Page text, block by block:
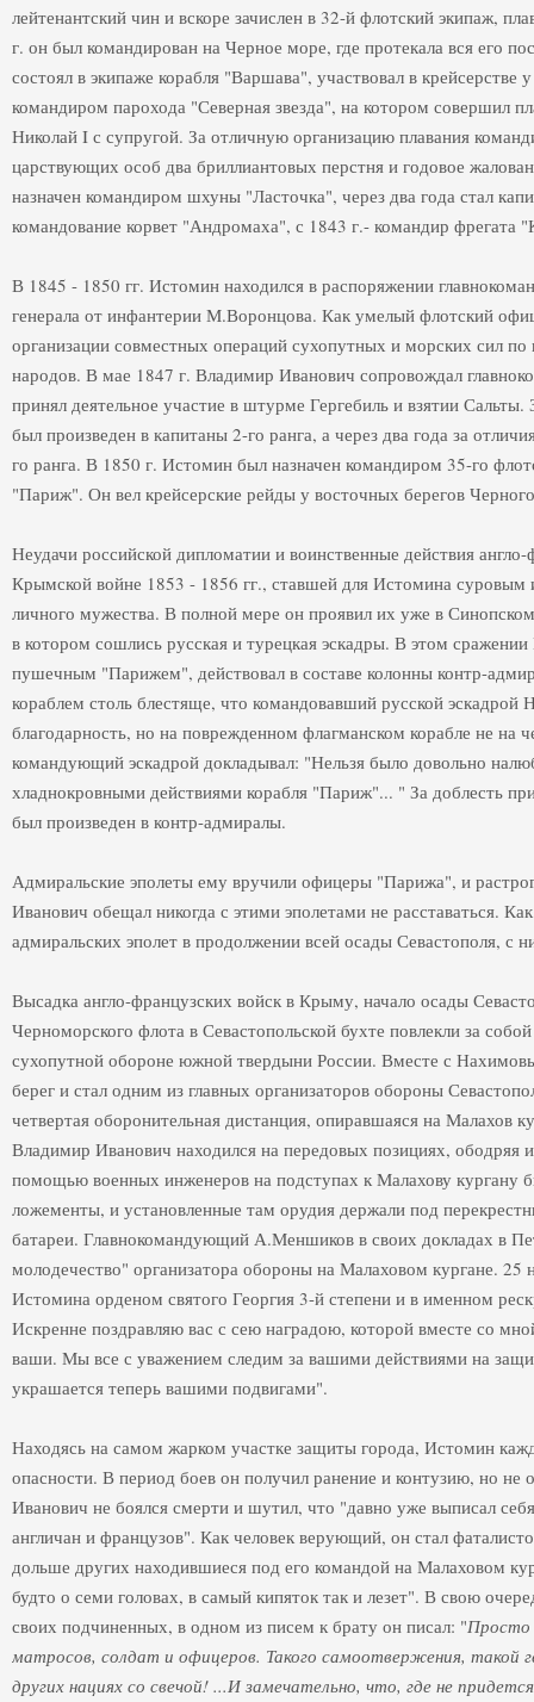
лейтенантский чин и вскоре зачислен в 32-й флотский экипаж,
г. он был командирован на Черное море, где протекала вся его
состоял в экипаже корабля "Варшава", участвовал в крейсерстве
командиром парохода "Северная звезда", на котором совершил
Николай I с супругой. За отличную организацию плавания
царствующих особ два бриллиантовых перстня и годовое
назначен командиром шхуны "Ласточка", через два года стал
командование корвет "Андромаха", с 1843 г.- командир фрегата
В 1845 - 1850 гг. Истомин находился в распоряжении
генерала от инфантерии М.Воронцова. Как умелый флотский
организации совместных операций сухопутных и морских сил
народов. В мае 1847 г. Владимир Иванович сопровождал
принял деятельное участие в штурме Гергебиль и взятии
был произведен в капитаны 2-го ранга, а через два года за
го ранга. В 1850 г. Истомин был назначен командиром 35-го
"Париж". Он вел крейсерские рейды у восточных берегов
Неудачи российской дипломатии и воинственные действия
Крымской войне 1853 - 1856 гг., ставшей для Истомина суровым
личного мужества. В полной мере он проявил их уже в
в котором сошлись русская и турецкая эскадры. В этом
пушечным "Парижем", действовал в составе колонны контр-
кораблем столь блестяще, что командовавший русской
благодарность, но на поврежденном флагманском корабле не на
командующий эскадрой докладывал: "Нельзя было довольно
хладнокровными действиями корабля "Париж"... " За доблесть
был произведен в контр-адмиралы.
Адмиральские эполеты ему вручили офицеры "Парижа", и
Иванович обещал никогда с этими эполетами не расставаться.
адмиральских эполет в продолжении всей осады Севастополя, с
Высадка англо-французских войск в Крыму, начало осады
Черноморского флота в Севастопольской бухте повлекли за
сухопутной обороне южной твердыни России. Вместе с
берег и стал одним из главных организаторов обороны
четвертая оборонительная дистанция, опиравшаяся на Малахов
Владимир Иванович находился на передовых позициях, ободряя
помощью военных инженеров на подступах к Малахову кургану
ложементы, и установленные там орудия держали под
батареи. Главнокомандующий А.Меншиков в своих докладах в
молодечество" организатора обороны на Малаховом кургане. 25
Истомина орденом святого Георгия 3-й степени и в именном
Искренне поздравляю вас с сею наградою, которой вместе со
ваши. Мы все с уважением следим за вашими действиями на
украшается теперь вашими подвигами".
Находясь на самом жарком участке защиты города, Истомин
опасности. В период боев он получил ранение и контузию, но
Иванович не боялся смерти и шутил, что "давно уже выписал
англичан и французов". Как человек верующий, он стал
дольше других находившиеся под его командой на Малаховом
будто о семи головах, в самый кипяток так и лезет". В свою
своих подчиненных, в одном из писем к брату он писал: "Просто
матросов, солдат и офицеров. Такого самоотвержения, такой
других нациях со свечой! ...И замечательно, что, где не